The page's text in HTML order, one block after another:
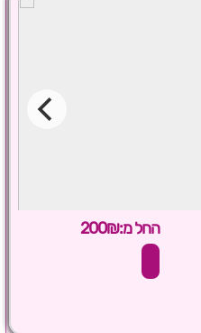
החל מ:200₪